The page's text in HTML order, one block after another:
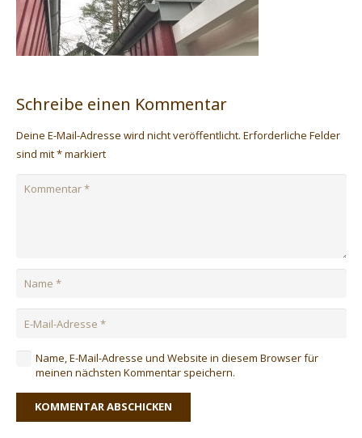
Schreibe einen Kommentar
Deine E-Mail-Adresse wird nicht veröffentlicht. Erforderliche Felder
sind mit*markiert
Name, E-Mail-Adresse und Website in diesem Browser für
meinen nächsten Kommentar speichern.
KOMMENTAR ABSCHICKEN